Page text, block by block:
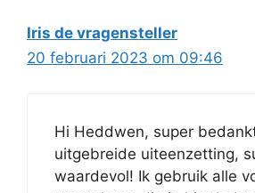
Iris de vragensteller
20 februari 2023 om 09:46
Hi Heddwen, super
uitgebreide uiteenzetting,
waardevol! Ik gebruik alle